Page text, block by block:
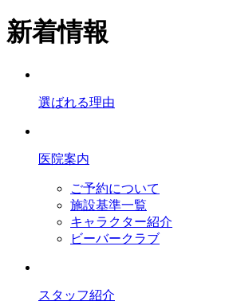
新着情報
選ばれる理由
医院案内
ご予約について
施設基準一覧
キャラクター紹介
ビーバークラブ
スタッフ紹介